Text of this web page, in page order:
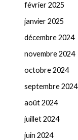
février 2025
janvier 2025
décembre 2024
novembre 2024
octobre 2024
septembre 2024
août 2024
juillet 2024
juin 2024